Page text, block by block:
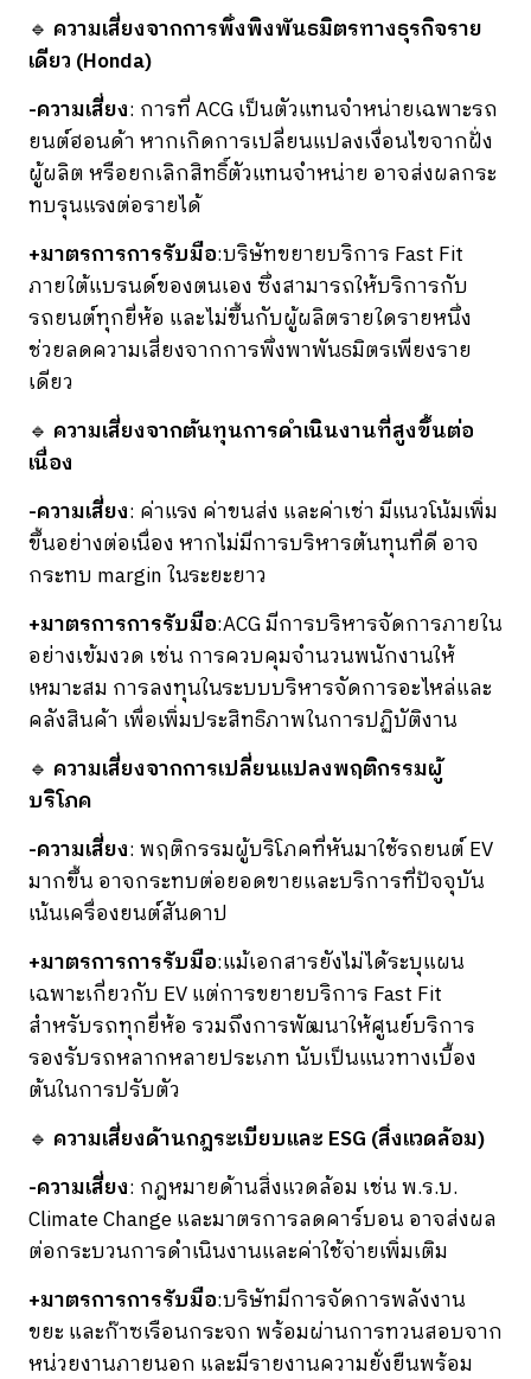
🔹 ความเสี่ยงจากการพึ่งพิงพันธมิตรทางธุรกิจราย
เดียว (Honda)
-ความเสี่ยง: การที่ ACG เป็นตัวแทนจำหน่ายเฉพาะรถ
ยนต์ฮอนด้า หากเกิดการเปลี่ยนแปลงเงื่อนไขจากฝั่ง
ผู้ผลิต หรือยกเลิกสิทธิ์ตัวแทนจำหน่าย อาจส่งผลกระ
ทบรุนแรงต่อรายได้
+มาตรการการรับมือ:บริษัทขยายบริการ Fast Fit
ภายใต้แบรนด์ของตนเอง ซึ่งสามารถให้บริการกับ
รถยนต์ทุกยี่ห้อ และไม่ขึ้นกับผู้ผลิตรายใดรายหนึ่ง
ช่วยลดความเสี่ยงจากการพึ่งพาพันธมิตรเพียงราย
เดียว
🔹 ความเสี่ยงจากต้นทุนการดำเนินงานที่สูงขึ้นต่อ
เนื่อง
-ความเสี่ยง: ค่าแรง ค่าขนส่ง และค่าเช่า มีแนวโน้มเพิ่ม
ขึ้นอย่างต่อเนื่อง หากไม่มีการบริหารต้นทุนที่ดี อาจ
กระทบ margin ในระยะยาว
+มาตรการการรับมือ:ACG มีการบริหารจัดการภายใน
อย่างเข้มงวด เช่น การควบคุมจำนวนพนักงานให้
เหมาะสม การลงทุนในระบบบริหารจัดการอะไหล่และ
คลังสินค้า เพื่อเพิ่มประสิทธิภาพในการปฏิบัติงาน
🔹 ความเสี่ยงจากการเปลี่ยนแปลงพฤติกรรมผู้
บริโภค
-ความเสี่ยง: พฤติกรรมผู้บริโภคที่หันมาใช้รถยนต์ EV
มากขึ้น อาจกระทบต่อยอดขายและบริการที่ปัจจุบัน
เน้นเครื่องยนต์สันดาป
+มาตรการการรับมือ:แม้เอกสารยังไม่ได้ระบุแผน
เฉพาะเกี่ยวกับ EV แต่การขยายบริการ Fast Fit
สำหรับรถทุกยี่ห้อ รวมถึงการพัฒนาให้ศูนย์บริการ
รองรับรถหลากหลายประเภท นับเป็นแนวทางเบื้อง
ต้นในการปรับตัว
🔹 ความเสี่ยงด้านกฎระเบียบและ ESG (สิ่งแวดล้อม)
-ความเสี่ยง: กฎหมายด้านสิ่งแวดล้อม เช่น พ.ร.บ.
Climate Change และมาตรการลดคาร์บอน อาจส่งผล
ต่อกระบวนการดำเนินงานและค่าใช้จ่ายเพิ่มเติม
+มาตรการการรับมือ:บริษัทมีการจัดการพลังงาน
ขยะ และก๊าซเรือนกระจก พร้อมผ่านการทวนสอบจาก
หน่วยงานภายนอก และมีรายงานความยั่งยืนพร้อม